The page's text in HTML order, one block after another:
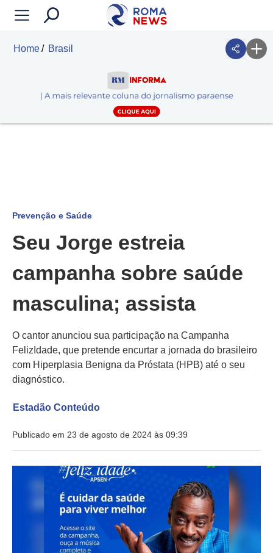
Home Brasil
Prevenção e Saúde
Seu Jorge estreia
campanha sobre saúde
masculina; assista
O cantor anunciou sua participação na Campanha
FelizIdade, que pretende encurtar a jornada do brasileiro
com Hiperplasia Benigna da Próstata (HPB) até o seu
diagnóstico.
Estadão Conteúdo
Publicado em 23 de agosto de 2024 às 09:39